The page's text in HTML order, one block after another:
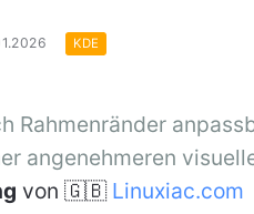
KDE
Rahmenränder
angenehmeren
von 🇬🇧 Linuxiac.com